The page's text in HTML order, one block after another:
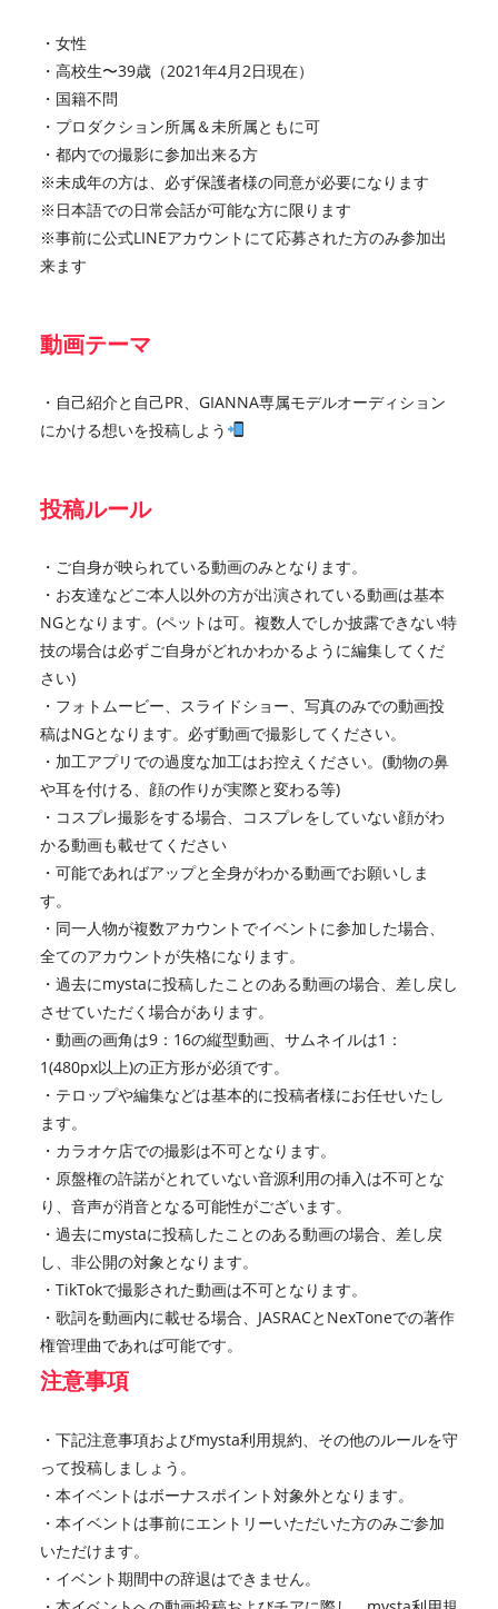
・女性
・高校生〜39歳（2021年4月2日現在）
・国籍不問
・プロダクション所属＆未所属ともに可
・都内での撮影に参加出来る方
※未成年の方は、必ず保護者様の同意が必要になります
※日本語での日常会話が可能な方に限ります
※事前に公式LINEアカウントにて応募された方のみ参加出
来ます
動画テーマ
・自己紹介と自己PR、GIANNA専属モデルオーディション
にかける想いを投稿しよう
投稿ルール
・ご自身が映られている動画のみとなります。
・お友達などご本人以外の方が出演されている動画は基本
NGとなります。(ペットは可。複数人でしか披露できない特
技の場合は必ずご自身がどれかわかるように編集してくだ
さい)
・フォトムービー、スライドショー、写真のみでの動画投
稿はNGとなります。必ず動画で撮影してください。
・加工アプリでの過度な加工はお控えください。(動物の鼻
や耳を付ける、顔の作りが実際と変わる等)
・コスプレ撮影をする場合、コスプレをしていない顔がわ
かる動画も載せてください
・可能であればアップと全身がわかる動画でお願いしま
す。
・同一人物が複数アカウントでイベントに参加した場合、
全てのアカウントが失格になります。
・過去にmystaに投稿したことのある動画の場合、差し戻し
させていただく場合があります。
・動画の画角は9：16の縦型動画、サムネイルは1：
1(480px以上)の正方形が必須です。
・テロップや編集などは基本的に投稿者様にお任せいたし
ます。
・カラオケ店での撮影は不可となります。
・原盤権の許諾がとれていない音源利用の挿入は不可とな
り、音声が消音となる可能性がございます。
・過去にmystaに投稿したことのある動画の場合、差し戻
し、非公開の対象となります。
・TikTokで撮影された動画は不可となります。
・歌詞を動画内に載せる場合、JASRACとNexToneでの著作
権管理曲であれば可能です。
注意事項
・下記注意事項およびmysta利用規約、その他のルールを守
って投稿しましょう。
・本イベントはボーナスポイント対象外となります。
・本イベントは事前にエントリーいただいた方のみご参加
いただけます。
・イベント期間中の辞退はできません。